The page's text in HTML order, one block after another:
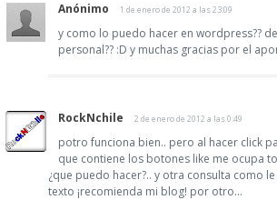
Anónimo 1 de enero de 2012 a las 23:09
y como lo puedo hacer en wordpress??
personal?? :D y muchas gracias por el
RockNchile 2 de enero de 2012 a las 0:49
potro funciona bien.. pero al hacer click
que contiene los botones like me ocupa
¿que puedo hacer?.. y otra consulta como
texto ¡recomienda mi blog! por otro...